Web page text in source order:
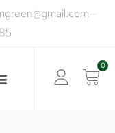
0